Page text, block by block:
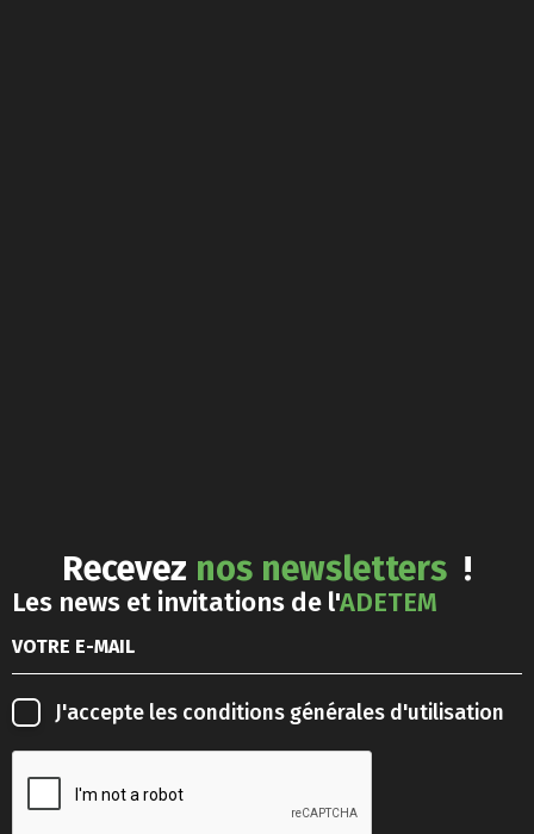
Recevez nos newsletters !
Les news et invitations de l'ADETEM
J'accepte les conditions générales d'utilisation